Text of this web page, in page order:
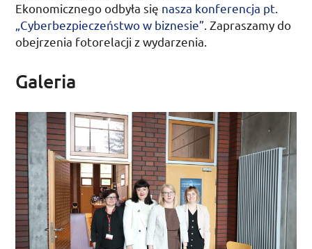
Ekonomicznego odbyła się nasza konferencja pt.
„Cyberbezpieczeństwo w biznesie” . Zapraszamy do
obejrzenia fotorelacji z wydarzenia.
Galeria